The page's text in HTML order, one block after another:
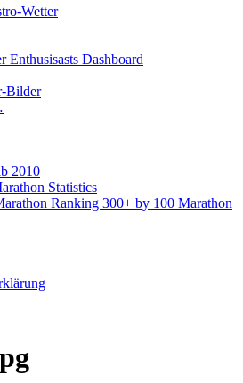
Wetter
Enthusisasts Dashboard
Bilder
2010
Statistics
Ranking 300+ by 100 Marathon